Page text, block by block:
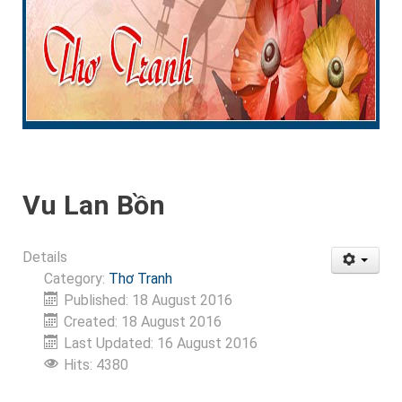
Vu Lan Bồn
Details
Category: Thơ Tranh
Published: 18 August 2016
Created: 18 August 2016
Last Updated: 16 August 2016
Hits: 4380